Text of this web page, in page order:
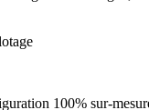
100% sur-